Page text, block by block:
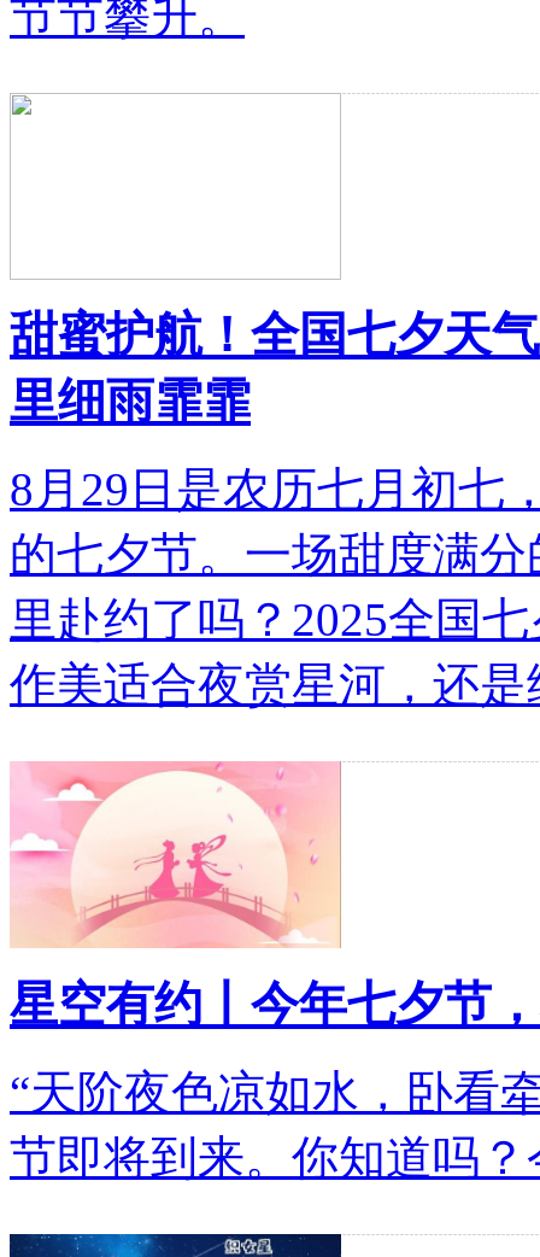
节节攀升。
甜蜜护航！全国七夕天
里细雨霏霏
8月29日是农历七月初七
的七夕节。一场甜度满
里赴约了吗？2025全国
作美适合夜赏星河，还
星空有约丨今年七夕节
“天阶夜色凉如水，卧看
节即将到来。你知道吗